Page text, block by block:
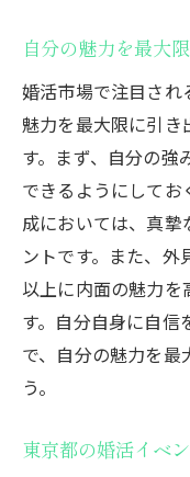
パートナ
ミュニケ
文化的理
東京都の
自己改善
婚活での
東京都で注目
現代の婚
東京都の
東京都の
自分の魅力を最大
婚活市場で注目され
魅力を最大限に引
す。まず、自分の強
できるようにして
成においては、真
ントです。また、
以上に内面の魅力
す。自分自身に自信
で、自分の魅力を最
う。
東京都の婚活イベ